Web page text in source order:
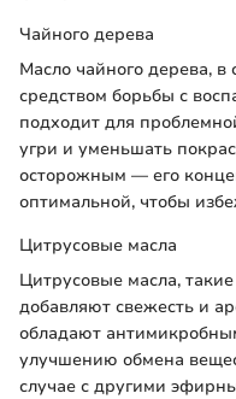
Чайного дерева
Масло чайного дерева,
средством борьбы с
подходит для
угри и уменьшать
осторожным — его
оптимальной, чтобы
Цитрусовые масла
Цитрусовые масла,
добавляют свежесть и
обладают
улучшению обмена
случае с другими